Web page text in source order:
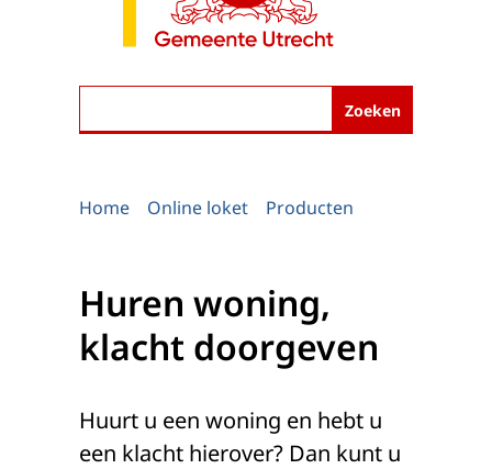
Zoeken
Home Online loket Producten
Huren woning,
klacht doorgeven
Huurt u een woning en hebt u
een klacht hierover? Dan kunt u